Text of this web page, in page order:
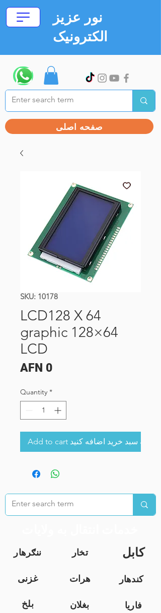
نور عزیز
الکترونیک
صفحه اصلی
SKU: 10178
LCD128 X 64
graphic 128×64
LCD
AFN 0Price
Quantity *
Add to cart به سبد خرید اضافه کنید
ننګرهار تخار کابل
غزنی هرات
کندهار
بلخ
بغلان
فاریا